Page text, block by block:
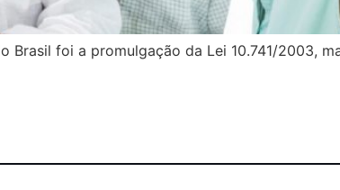
Brasil foi a promulgação da Lei 10.741/2003,